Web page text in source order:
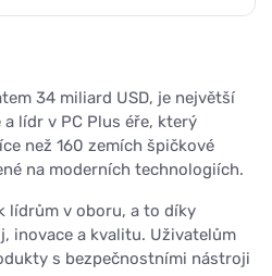
34 miliard USD, je největší
lídr v PC Plus éře, který
než 160 zemích špičkové
na moderních technologiích.
lídrům v oboru, a to díky
inovace a kvalitu. Uživatelům
s bezpečnostními nástroji